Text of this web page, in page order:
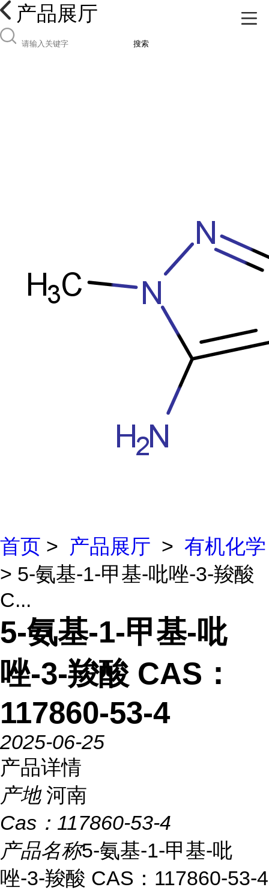
产品展厅
搜索
首页 > 产品展厅 > 有机化学
> 5-氨基-1-甲基-吡唑-3-羧酸
C...
5-氨基-1-甲基-吡
唑-3-羧酸 CAS：
117860-53-4
2025-06-25
产品详情
产地 河南
Cas： 117860-53-4
产品名称5-氨基-1-甲基-吡
唑-3-羧酸 CAS：117860-53-4